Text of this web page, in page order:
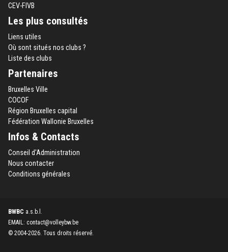
CEV-FIVB
Les plus consultés
Liens utiles
Où sont situés nos clubs ?
Liste des clubs
Partenaires
Bruxelles Ville
COCOF
Région Bruxelles capital
Fédération Wallonie Bruxelles
Infos & Contacts
Conseil d'Administration
Nous contacter
Conditions générales
BWBC a.s.b.l.
EMAIL: contact@volleybw.be
© 2004-2026. Tous droits réservé.